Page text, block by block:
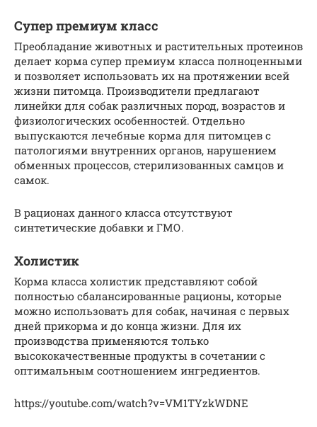
Супер премиум класс
Преобладание животных и растительных протеинов
делает корма супер премиум класса полноценными
и позволяет использовать их на протяжении всей
жизни питомца. Производители предлагают
линейки для собак различных пород, возрастов и
физиологических особенностей. Отдельно
выпускаются лечебные корма для питомцев с
патологиями внутренних органов, нарушением
обменных процессов, стерилизованных самцов и
самок.
В рационах данного класса отсутствуют
синтетические добавки и ГМО.
Холистик
Корма класса холистик представляют собой
полностью сбалансированные рационы, которые
можно использовать для собак, начиная с первых
дней прикорма и до конца жизни. Для их
производства применяются только
высококачественные продукты в сочетании с
оптимальным соотношением ингредиентов.
https://youtube.com/watch?v=VM1TYzkWDNE